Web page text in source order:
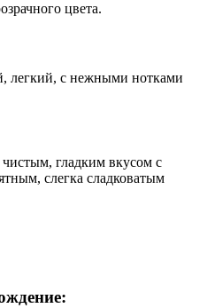
цвета.
легкий, с нежными нотками
гладким вкусом с
слегка сладковатым